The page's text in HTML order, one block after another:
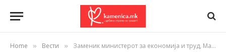
Home » Вести » Заменик министерот за економија и труд, Марјан Ристевски го посети Центарот за вработување во Виница